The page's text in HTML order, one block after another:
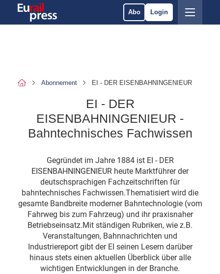
Abo Login
Abonnement EI - DER EISENBAHNINGENIEUR
EI - DER
EISENBAHNINGENIEUR -
Bahntechnisches Fachwissen
Gegründet im Jahre 1884 ist EI - DER
EISENBAHNINGENIEUR heute Marktführer der
deutschsprachigen Fachzeitschriften für
bahntechnisches Fachwissen.Thematisiert wird die
gesamte Bandbreite moderner Bahntechnologie (vom
Fahrweg bis zum Fahrzeug) und ihr praxisnaher
Betriebseinsatz.Mit ständigen Rubriken, wie z.B.
Veranstaltungen, Bahnnachrichten und
Industriereport gibt der EI seinen Lesern darüber
hinaus stets einen aktuellen Überblick über alle
wichtigen Entwicklungen in der Branche.